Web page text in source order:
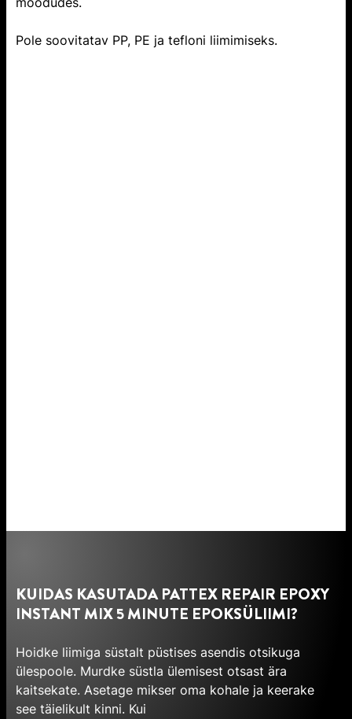
Pole soovitatav PP, PE ja tefloni liimimiseks.
KUIDAS KASUTADA PATTEX REPAIR EPOXY
INSTANT MIX 5 MINUTE EPOKSÜLIIMI?
Hoidke liimiga süstalt püstises asendis otsikuga
ülespoole. Murdke süstla ülemisest otsast ära
kaitsekate. Asetage mikser oma kohale ja keerake
see täielikult kinni. Kui